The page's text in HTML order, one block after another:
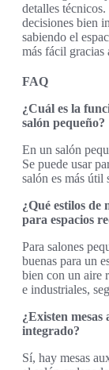
detalles
decisiones bien
sabiendo el
más fácil gracias
FAQ
¿Cuál es la
salón pequeño?
En un salón
Se puede usar
salón es más útil
¿Qué estilos de
para espacios
Para salones
buenas para un
bien con un aire
e industriales,
¿Existen
integrado?
Sí, hay mesas